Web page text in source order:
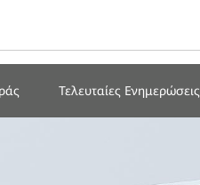
Τελευταίες Ενημερώσεις